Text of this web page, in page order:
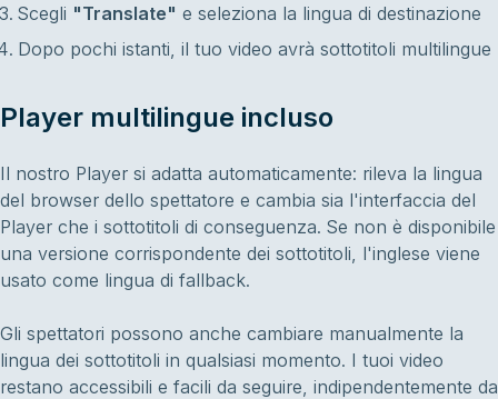
Scegli "Translate" e seleziona la lingua di destinazione
Dopo pochi istanti, il tuo video avrà sottotitoli multilingue
Player multilingue incluso
Il nostro Player si adatta automaticamente: rileva la lingua
del browser dello spettatore e cambia sia l'interfaccia del
Player che i sottotitoli di conseguenza. Se non è disponibile
una versione corrispondente dei sottotitoli, l'inglese viene
usato come lingua di fallback.
Gli spettatori possono anche cambiare manualmente la
lingua dei sottotitoli in qualsiasi momento. I tuoi video
restano accessibili e facili da seguire, indipendentemente da